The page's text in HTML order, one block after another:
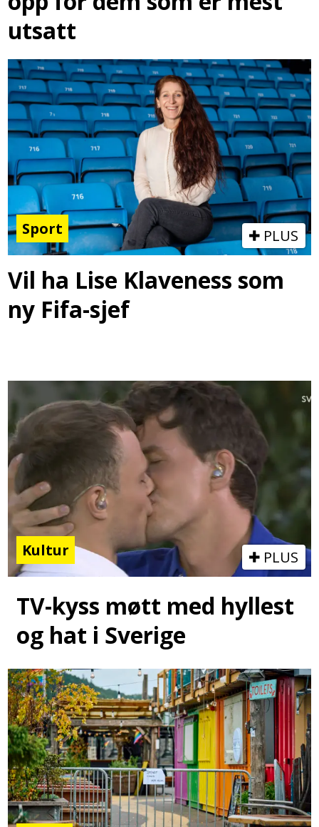
utsatt
Sport PLUS
Vil ha Lise Klaveness som
ny Fifa-sjef
Kultur PLUS
TV-kyss møtt med hyllest
og hat i Sverige